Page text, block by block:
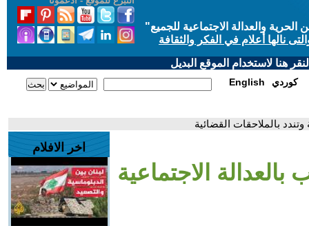
والعدالة الاجتماعية للجميع"
نالها أعلام في الفكر والثقافة
هنا لاستخدام الموقع البديل
English كوردي
بالملاحقات القضائية
الاجتماعية
اخر الافلام